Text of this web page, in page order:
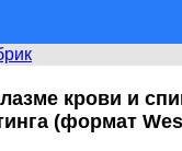
крови и
(формат